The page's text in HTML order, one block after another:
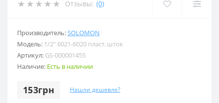
Отзывы: (0)
Производитель:SOLOMON
Модель: 1/2″ 6021-6020 пласт. шток
Артикул: GS-000001455
Наличие: Есть в наличии
153грн Нашли дешевле?